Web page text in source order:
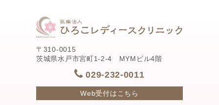
〒310-0015
茨城県水戸市宮町1-2-4 MYMビル4階
029-232-0011
Web受付はこちら